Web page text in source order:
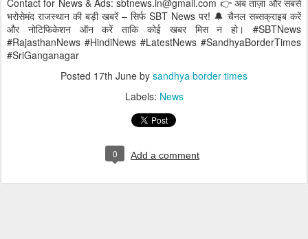
Contact for News & Ads: sbtnews.in@gmail.com 👉 अब ताज़ा और सबसे
भरोसेमंद राजस्थान की बड़ी खबरें – सिर्फ SBT News पर! 🔔 चैनल सब्सक्राइब करें
और नोटिफिकेशन ऑन करें ताकि कोई खबर मिस न हो। #SBTNews
#RajasthanNews #HindiNews #LatestNews #SandhyaBorderTimes
#SriGanganagar
Posted 17th June by sandhya border times
Labels: News
0 Add a comment